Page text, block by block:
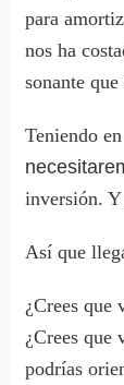
para
nos ha
sonante
Teniendo
inversión. Y
Así que
¿Crees que
¿Crees que
podrías